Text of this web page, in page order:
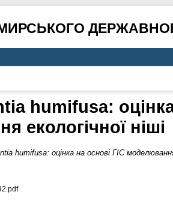
humifusa:
екологічної ніші
humifusa: оцінка на основі ГІС моделювання